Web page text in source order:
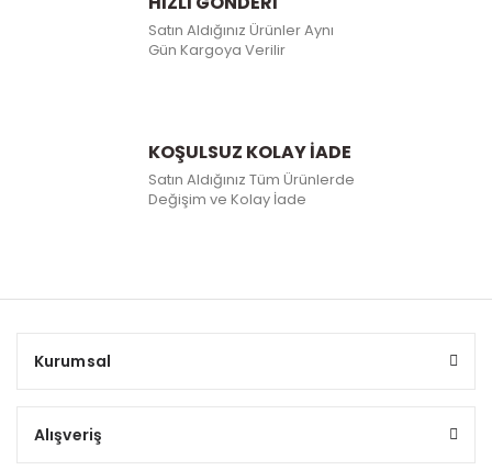
Satın Aldığınız Ürünler Aynı
Gün Kargoya Verilir
KOŞULSUZ KOLAY İADE
Satın Aldığınız Tüm Ürünlerde
Değişim ve Kolay İade
Kurumsal
Alışveriş